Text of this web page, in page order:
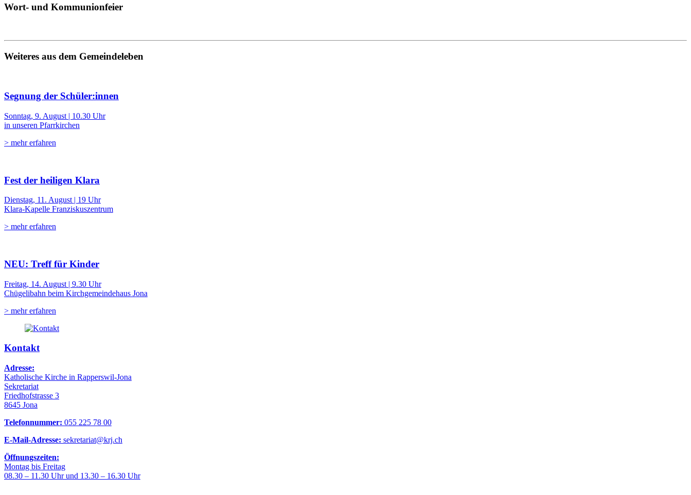
Wort- und Kommunionfeier
Weiteres aus dem Gemeindeleben
Segnung der Schüler:innen
Sonntag, 9. August | 10.30 Uhr
in unseren Pfarrkirchen
> mehr erfahren
Fest der heiligen Klara
Dienstag, 11. August | 19 Uhr
Klara-Kapelle Franziskuszentrum
> mehr erfahren
NEU: Treff für Kinder
Freitag, 14. August | 9.30 Uhr
Chügelibahn beim Kirchgemeindehaus Jona
> mehr erfahren
Kontakt
Adresse:
Katholische Kirche in Rapperswil-Jona
Sekretariat
Friedhofstrasse 3
8645 Jona
Telefonnummer: 055 225 78 00
E-Mail-Adresse: sekretariat@krj.ch
Öffnungszeiten:
Montag bis Freitag
08.30 – 11.30 Uhr und 13.30 – 16.30 Uhr